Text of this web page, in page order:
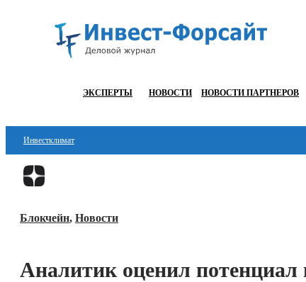
ЭКСПЕРТЫ НОВОСТИ НОВОСТИ ПАРТНЕРОВ
Инвестклимат
Финансы
Блокчейн
Блокчейн, Новости
Аналитик оценил потенциал